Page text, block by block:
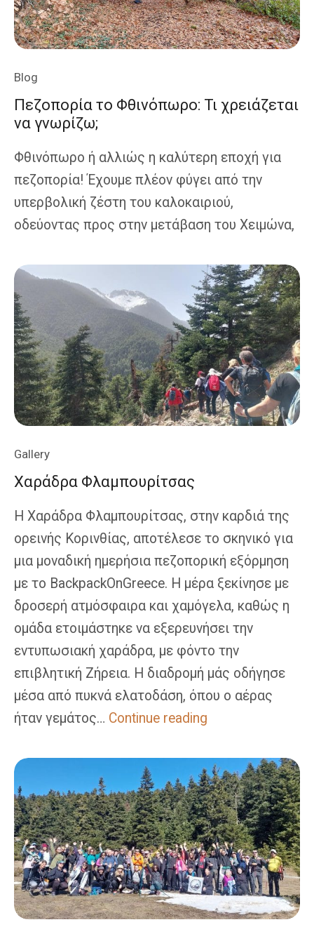
Blog
Πεζοπορία το Φθινόπωρο: Τι χρειάζεται
να γνωρίζω;
Φθινόπωρο ή αλλιώς η καλύτερη εποχή για
πεζοπορία! Έχουμε πλέον φύγει από την
υπερβολική ζέστη του καλοκαιριού,
οδεύοντας προς στην μετάβαση του Χειμώνα,
Gallery
Χαράδρα Φλαμπουρίτσας
Η Χαράδρα Φλαμπουρίτσας, στην καρδιά της
ορεινής Κορινθίας, αποτέλεσε το σκηνικό για
μια μοναδική ημερήσια πεζοπορική εξόρμηση
με το BackpackOnGreece. Η μέρα ξεκίνησε με
δροσερή ατμόσφαιρα και χαμόγελα, καθώς η
ομάδα ετοιμάστηκε να εξερευνήσει την
εντυπωσιακή χαράδρα, με φόντο την
επιβλητική Ζήρεια. Η διαδρομή μάς οδήγησε
μέσα από πυκνά ελατοδάση, όπου ο αέρας
ήταν γεμάτος… Continue reading